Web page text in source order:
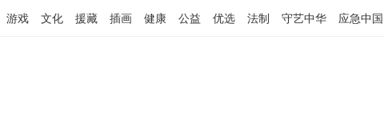
游戏 文化 援藏 插画 健康 公益 优选 法制 守艺中华 应急中国